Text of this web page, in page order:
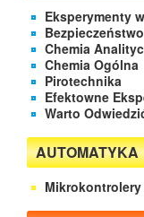
Eksperymenty
Bezpieczeństwo
Chemia
Chemia Ogólna
Pirotechnika
Efektowne
Warto
AUTOMATYKA